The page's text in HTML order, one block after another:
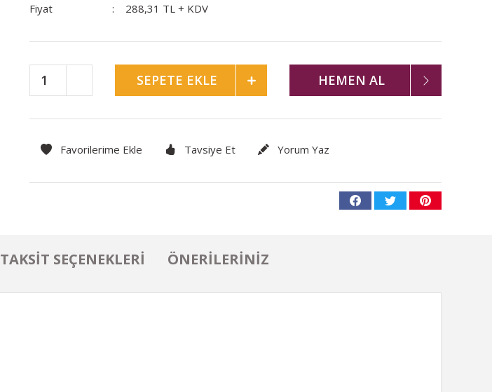
Fiyat
288,31 TL + KDV
SEPETE EKLE HEMEN AL
Tavsiye Et Yorum Yaz
TAKSIT SEÇENEKLERI ÖNERILERINIZ